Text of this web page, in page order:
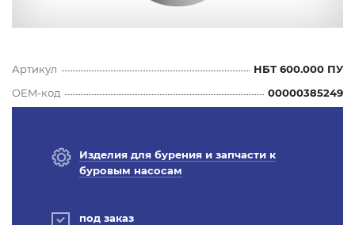
Артикул
НБТ 600.000 ПУ
OEM-код
00000385249
Изделия для бурения и запчасти к
буровым насосам
под заказ